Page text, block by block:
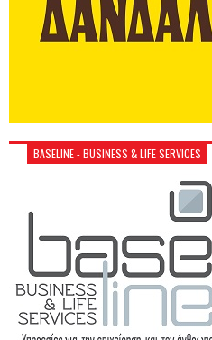
BASELINE - BUSINESS & LIFE SERVICES